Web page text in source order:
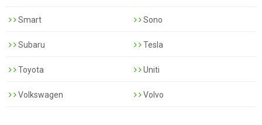
Smart Sono
Subaru Tesla
Toyota Uniti
Volkswagen Volvo